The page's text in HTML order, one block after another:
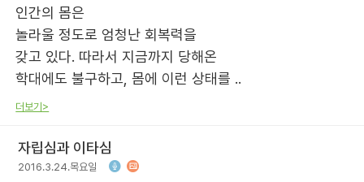
인간의 몸은
놀라울 정도로 엄청난 회복력을
갖고 있다. 따라서 지금까지 당해온
학대에도 불구하고, 몸에 이런 상태를 ..
더보기>
자립심과 이타심
2016.3.24.목요일